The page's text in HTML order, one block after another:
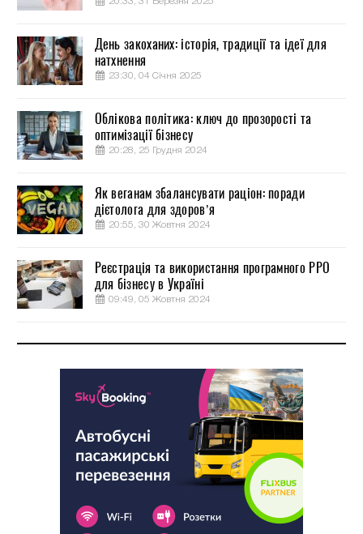
День закоханих: історія, традиції та ідеї для
натхнення
23:30, 04 Січня 2025
Облікова політика: ключ до прозорості та
оптимізації бізнесу
20:28, 25 Грудня 2024
Як веганам збалансувати раціон: поради
дієтолога для здоров’я
20:55, 30 Жовтня 2024
Реєстрація та використання програмного РРО
для бізнесу в Україні
09:49, 05 Жовтня 2024